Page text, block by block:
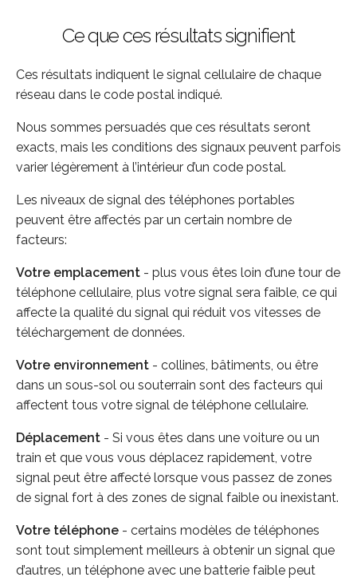
Ce que ces résultats signifient
Ces résultats indiquent le signal cellulaire de chaque
réseau dans le code postal indiqué.
Nous sommes persuadés que ces résultats seront
exacts, mais les conditions des signaux peuvent parfois
varier légèrement à l’intérieur d’un code postal.
Les niveaux de signal des téléphones portables
peuvent être affectés par un certain nombre de
facteurs:
Votre emplacement - plus vous êtes loin d’une tour de
téléphone cellulaire, plus votre signal sera faible, ce qui
affecte la qualité du signal qui réduit vos vitesses de
téléchargement de données.
Votre environnement - collines, bâtiments, ou être
dans un sous-sol ou souterrain sont des facteurs qui
affectent tous votre signal de téléphone cellulaire.
Déplacement - Si vous êtes dans une voiture ou un
train et que vous vous déplacez rapidement, votre
signal peut être affecté lorsque vous passez de zones
de signal fort à des zones de signal faible ou inexistant.
Votre téléphone - certains modèles de téléphones
sont tout simplement meilleurs à obtenir un signal que
d’autres, un téléphone avec une batterie faible peut